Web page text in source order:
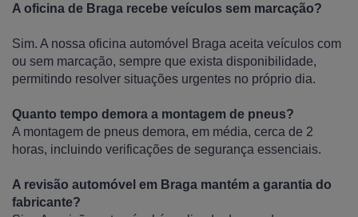
A oficina de Braga recebe veículos sem marcação?
Sim. A nossa oficina automóvel Braga aceita veículos com
ou sem marcação, sempre que exista disponibilidade,
permitindo resolver situações urgentes no próprio dia.
Quanto tempo demora a montagem de pneus?
A montagem de pneus demora, em média, cerca de 2
horas, incluindo verificações de segurança essenciais.
A revisão automóvel em Braga mantém a garantia do
fabricante?